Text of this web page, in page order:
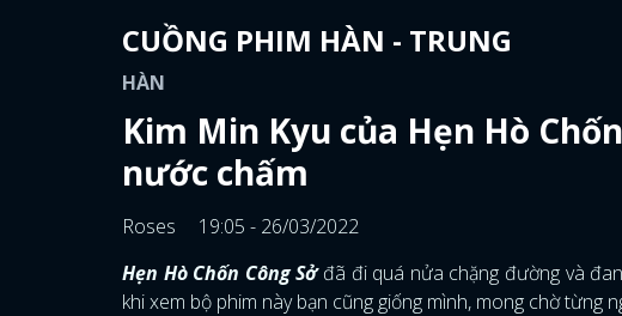
CUỒNG PHIM HÀN - TRUNG
HÀN
Kim Min Kyu của Hẹn Hò
nước chấm
Roses
19:05 - 26/03/2022
Hẹn Hò Chốn Công Sởđã đi quá nửa chặng đường và
khi xem bộ phim này bạn cũng giống mình, mong chờ